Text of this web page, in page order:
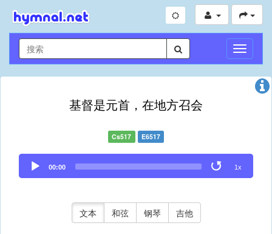
切
换
导
基督是元首，在地方召会
Cs517 E6517
Audio
Player
00:00 1x
文本 和弦 钢琴 吉他